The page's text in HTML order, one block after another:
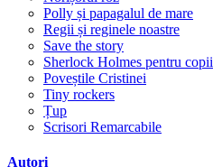
Polly și papagalul de mare
Regii și reginele noastre
Save the story
Sherlock Holmes pentru copii
Poveștile Cristinei
Tiny rockers
Țup
Scrisori Remarcabile
Autori